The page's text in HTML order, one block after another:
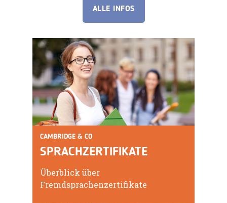
ALLE INFOS
CAMBRIDGE & CO
SPRACHZERTIFIKATE
Überblick über
Fremdsprachenzertifikate